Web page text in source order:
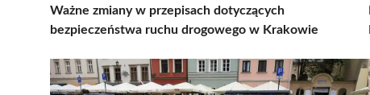
Ważne zmiany w przepisach dotyczących
bezpieczeństwa ruchu drogowego w Krakowie